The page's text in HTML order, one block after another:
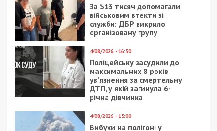
27/07/2023 - 18:00
Міська влада Дніпра
повідомляє про стан
справ у комунальній
сфері міста станом на
18:00
6/06/2020 - 18:50
“Слуги народа” хотят
компенсировать